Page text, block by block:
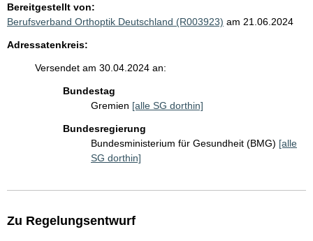
Bereitgestellt von:
Berufsverband Orthoptik Deutschland (R003923) am 21.06.2024
Adressatenkreis:
Versendet am 30.04.2024 an:
Bundestag
Gremien [alle SG dorthin]
Bundesregierung
Bundesministerium für Gesundheit (BMG) [alle
SG dorthin]
Zu Regelungsentwurf